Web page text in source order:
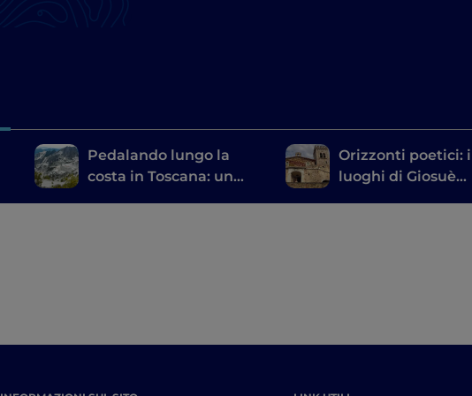
Pedalando lungo la
costa in Toscana: un
Orizzonti poetici: i
luoghi di Giosuè